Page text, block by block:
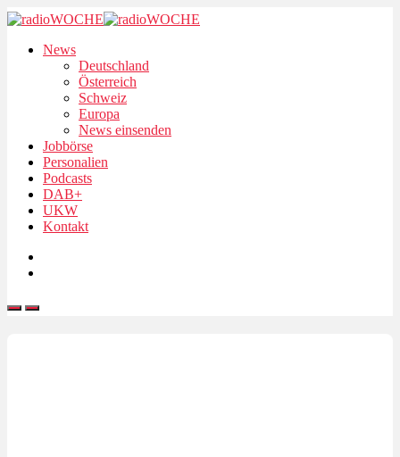
News
Deutschland
Österreich
Schweiz
Europa
News einsenden
Jobbörse
Personalien
Podcasts
DAB+
UKW
Kontakt